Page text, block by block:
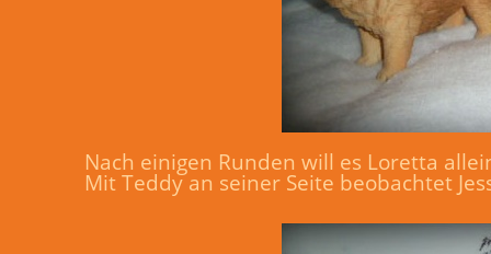
Nach einigen Runden will es Loretta
Mit Teddy an seiner Seite beobachtet